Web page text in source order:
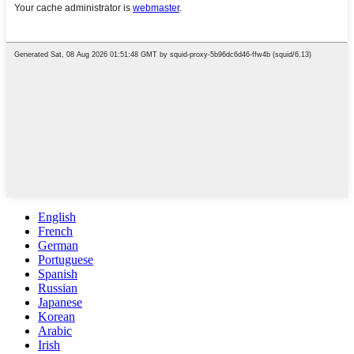
English
French
German
Portuguese
Spanish
Russian
Japanese
Korean
Arabic
Irish